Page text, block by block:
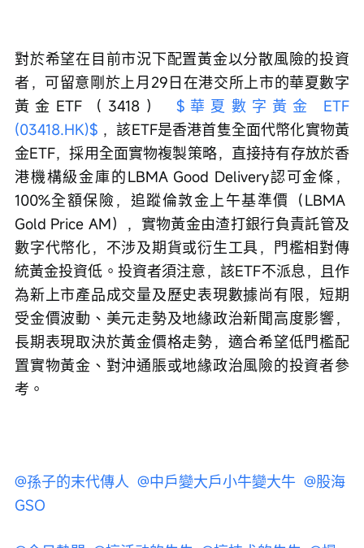
對於希望在目前市況下配置黃金以分散風險的投資
者，可留意剛於上月29日在港交所上市的華夏數字
黃金ETF（3418） $華夏數字黃金 ETF
(03418.HK)$ ，該ETF是香港首隻全面代幣化實物黃
金ETF，採用全面實物複製策略，直接持有存放於香
港機構級金庫的LBMA Good Delivery認可金條，
100%全額保險，追蹤倫敦金上午基準價（LBMA
Gold Price AM），實物黃金由渣打銀行負責託管及
數字代幣化，不涉及期貨或衍生工具，門檻相對傳
統黃金投資低。投資者須注意，該ETF不派息，且作
為新上市產品成交量及歷史表現數據尚有限，短期
受金價波動、美元走勢及地緣政治新聞高度影響，
長期表現取決於黃金價格走勢，適合希望低門檻配
置實物黃金、對沖通脹或地緣政治風險的投資者參
考。
@孫子的末代傳人 @中戶變大戶小牛變大牛 @股海
GSO